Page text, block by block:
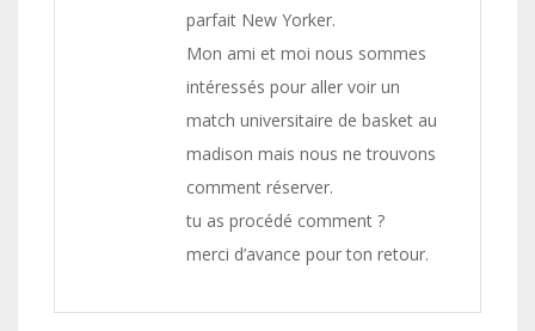
parfait New Yorker.
Mon ami et moi nous sommes
intéressés pour aller voir un
match universitaire de basket au
madison mais nous ne trouvons
comment réserver.
tu as procédé comment ?
merci d’avance pour ton retour.